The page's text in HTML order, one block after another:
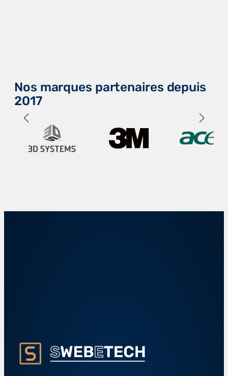
Nos marques partenaires depuis
2017